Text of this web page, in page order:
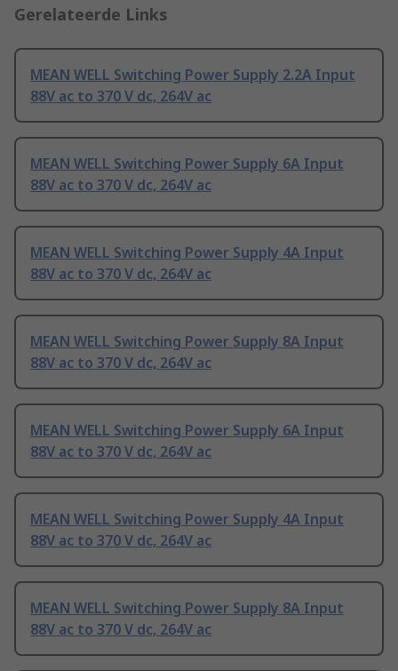
Gerelateerde Links
MEAN WELL Switching Power Supply 2.2A Input
88V ac to 370 V dc, 264V ac
MEAN WELL Switching Power Supply 6A Input
88V ac to 370 V dc, 264V ac
MEAN WELL Switching Power Supply 4A Input
88V ac to 370 V dc, 264V ac
MEAN WELL Switching Power Supply 8A Input
88V ac to 370 V dc, 264V ac
MEAN WELL Switching Power Supply 6A Input
88V ac to 370 V dc, 264V ac
MEAN WELL Switching Power Supply 4A Input
88V ac to 370 V dc, 264V ac
MEAN WELL Switching Power Supply 8A Input
88V ac to 370 V dc, 264V ac